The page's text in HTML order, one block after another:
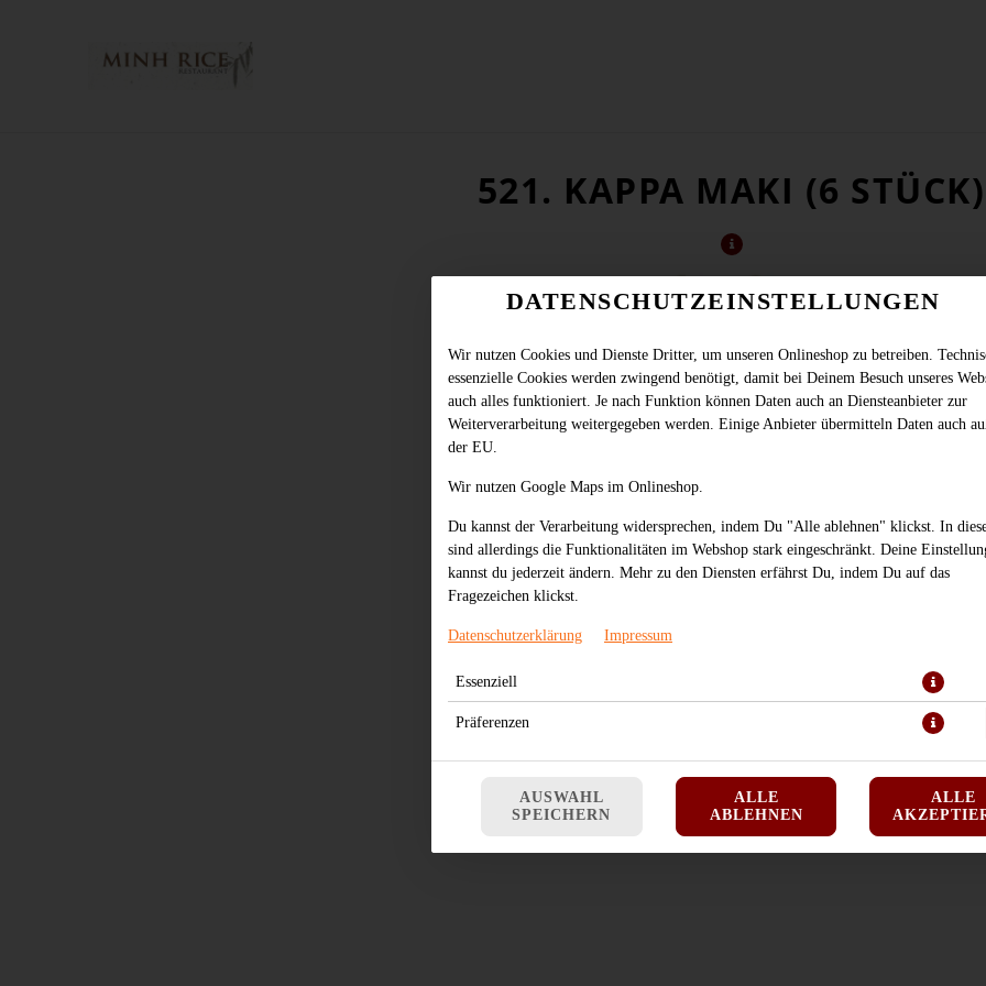
521. KAPPA MAKI (6 STÜCK)
JETZT BESTELLEN
DATENSCHUTZEINSTELLUNGEN
Wir nutzen Cookies und Dienste Dritter, um unseren Onlineshop zu betreiben.
essenzielle Cookies werden zwingend benötigt, damit bei Deinem Besuch unseres
auch alles funktioniert. Je nach Funktion können Daten auch an Diensteanbieter zur
Weiterverarbeitung weitergegeben werden. Einige Anbieter übermitteln Daten auch
der EU.
Wir nutzen Google Maps im Onlineshop.
Du kannst der Verarbeitung widersprechen, indem Du "Alle ablehnen" klickst. In
sind allerdings die Funktionalitäten im Webshop stark eingeschränkt. Deine
kannst du jederzeit ändern. Mehr zu den Diensten erfährst Du, indem Du auf das
Fragezeichen klickst.
Datenschutzerklärung Impressum
Essenziell
Präferenzen
AUSWAHL
SPEICHERN
ALLE
ABLEHNEN
ALLE